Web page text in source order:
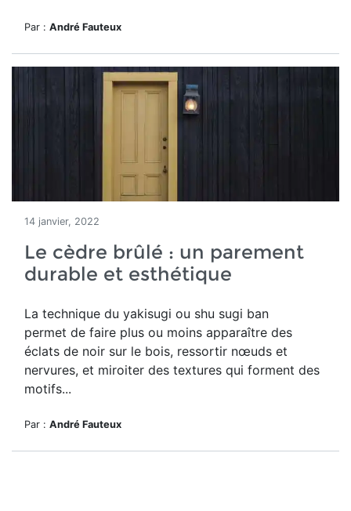
Par : André Fauteux
14 janvier, 2022
Le cèdre brûlé : un parement
durable et esthétique
La technique du yakisugi ou shu sugi ban
permet de faire plus ou moins apparaître des
éclats de noir sur le bois, ressortir nœuds et
nervures, et miroiter des textures qui forment des
motifs...
Par : André Fauteux